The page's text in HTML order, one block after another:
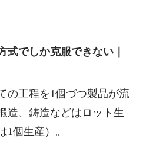
式でしか克服できない｜
の工程を1個づつ製品が流
造、鋳造などはロット生
1個生産）。